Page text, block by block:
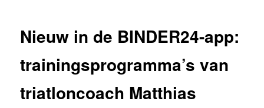
Nieuw in de BINDER24-app:
trainingsprogramma’s van
triatloncoach Matthias